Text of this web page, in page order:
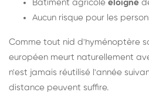
Bâtiment agricole éloigné
Aucun risque pour les
Comme tout nid d'hyménoptère
européen meurt naturellement
n'est jamais réutilisé l'année
distance peuvent suffire.